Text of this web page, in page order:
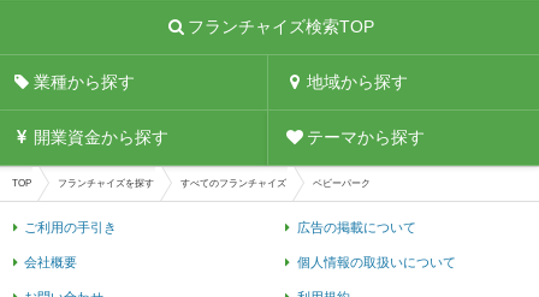
フランチャイズ検索TOP
業種から探す 地域から探す
開業資金から探す テーマから探す
TOP フランチャイズを探す すべてのフランチャイズ ベビーパーク
ご利用の手引き 広告の掲載について
会社概要 個人情報の取扱いについて